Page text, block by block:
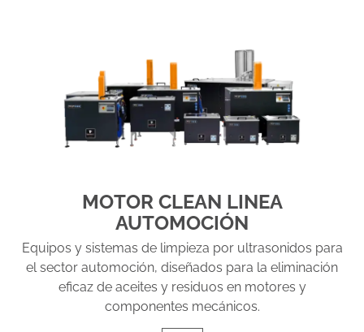
MOTOR CLEAN LINEA
AUTOMOCIÓN
Equipos y sistemas de limpieza por ultrasonidos para
el sector automoción, diseñados para la eliminación
eficaz de aceites y residuos en motores y
componentes mecánicos.